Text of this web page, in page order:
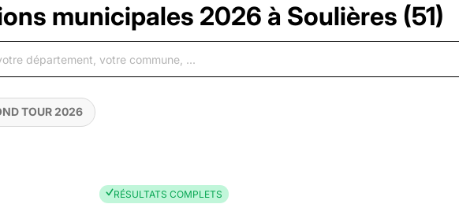
municipales 2026 à Soulières (51)
TOUR 2026
RÉSULTATS COMPLETS